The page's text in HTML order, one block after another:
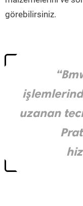
görebilirsiniz.
uzanan